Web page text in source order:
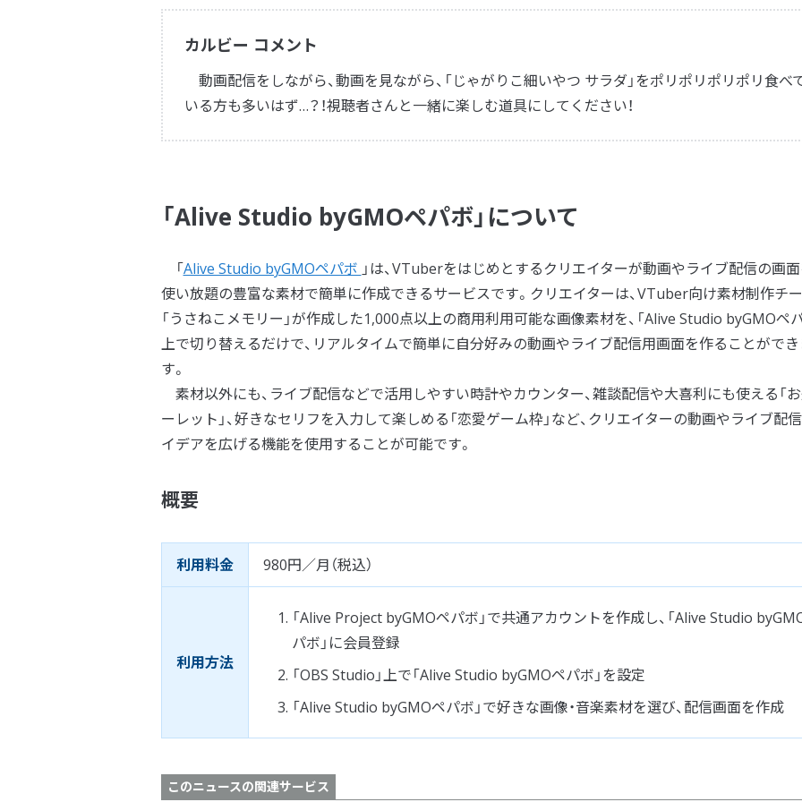
カルビー コメント
動画配信をしながら、動画を見ながら、「じゃがりこ細いやつ サラダ」をポリポリポリポリ食べ
いる方も多いはず…？！視聴者さんと一緒に楽しむ道具にしてください！
「Alive Studio byGMOペパボ」について
「Alive Studio byGMOペパボ 」は、VTuberをはじめとするクリエイターが動画やライブ配信の画面
使い放題の豊富な素材で簡単に作成できるサービスです。クリエイターは、VTuber向け素材制作チ
「うさねこメモリー」が作成した1,000点以上の商用利用可能な画像素材を、「Alive Studio byGMOペパ
上で切り替えるだけで、リアルタイムで簡単に自分好みの動画やライブ配信用画面を作ることができ
す。
素材以外にも、ライブ配信などで活用しやすい時計やカウンター、雑談配信や大喜利にも使える「
ーレット」、好きなセリフを入力して楽しめる「恋愛ゲーム枠」など、クリエイターの動画やライブ配
イデアを広げる機能を使用することが可能です。
概要
利用料金 980円／月（税込）
利用方法
「Alive Project byGMOペパボ」で共通アカウントを作成し、「Alive Studio
パボ」に会員登録
「OBS Studio」上で「Alive Studio byGMOペパボ」を設定
「Alive Studio byGMOペパボ」で好きな画像・音楽素材を選び、配信画面を作成
このニュースの関連サービス